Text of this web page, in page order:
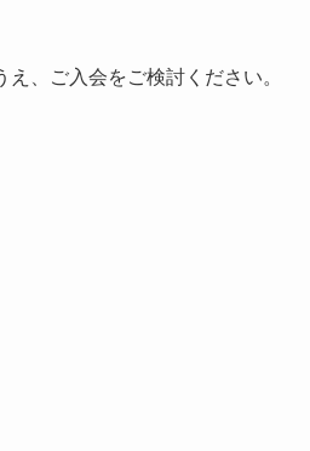
、ご入会をご検討ください。